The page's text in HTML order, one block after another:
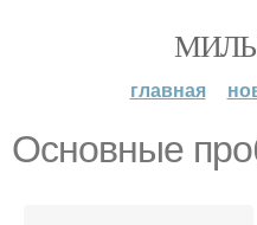
главная
Основные